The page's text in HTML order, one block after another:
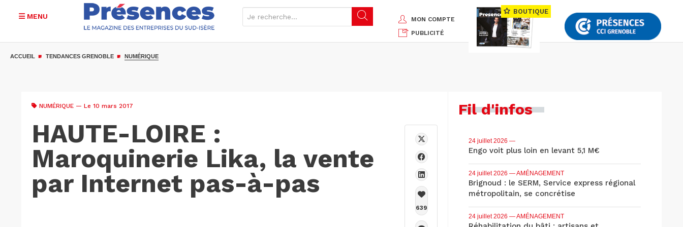
MENU
MON COMPTE
PUBLICITÉ
BOUTIQUE
ACCUEIL TENDANCES GRENOBLE NUMÉRIQUE
NUMÉRIQUE — Le 10 mars 2017
HAUTE-LOIRE :
Maroquinerie Lika, la vente
par Internet pas-à-pas
639
Fil d'infos
24 juillet 2026 —
Engo voit plus loin en levant 5,1 M€
24 juillet 2026 — AMÉNAGEMENT
Brignoud : le SERM, Service express régional
métropolitain, se concrétise
24 juillet 2026 — AMÉNAGEMENT